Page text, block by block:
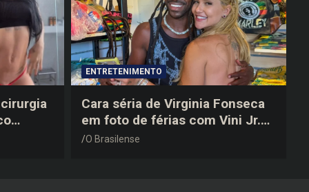
a
ENTRETENIMENTO
Cara séria de Virginia Fonseca
em foto de férias com Vini Jr.
vira piada na web: “Não
O Brasilense